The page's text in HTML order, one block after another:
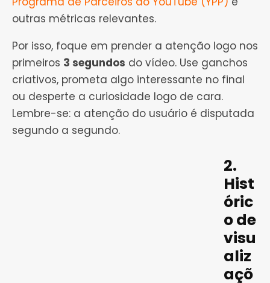
outras métricas relevantes.
Por isso, foque em prender a atenção logo nos
primeiros 3 segundos do vídeo. Use ganchos
criativos, prometa algo interessante no final
ou desperte a curiosidade logo de cara.
Lembre-se: a atenção do usuário é disputada
segundo a segundo.
2.
Hist
óric
o de
visu
aliz
açõ